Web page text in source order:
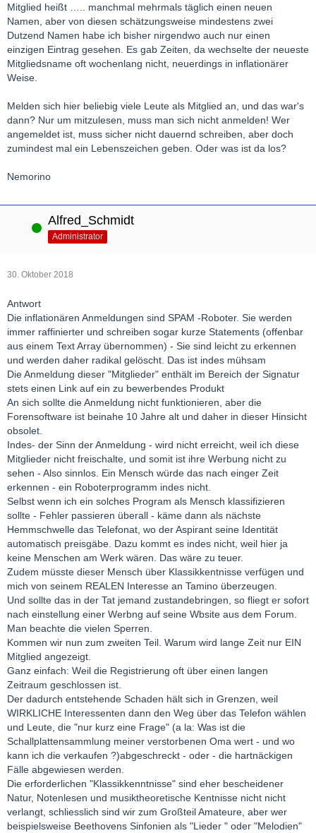
Mitglied heißt ….. manchmal mehrmals täglich einen neuen
Namen, aber von diesen schätzungsweise mindestens zwei
Dutzend Namen habe ich bisher nirgendwo auch nur einen
einzigen Eintrag gesehen. Es gab Zeiten, da wechselte der neueste
Mitgliedsname oft wochenlang nicht, neuerdings in inflationärer
Weise.
Melden sich hier beliebig viele Leute als Mitglied an, und das war's
dann? Nur um mitzulesen, muss man sich nicht anmelden! Wer
angemeldet ist, muss sicher nicht dauernd schreiben, aber doch
zumindest mal ein Lebenszeichen geben. Oder was ist da los?
Nemorino
Online Alfred_Schmidt
Administrator
30. Oktober 2018
Antwort
Die inflationären Anmeldungen sind SPAM -Roboter. Sie werden
immer raffinierter und schreiben sogar kurze Statements (offenbar
aus einem Text Array übernommen) - Sie sind leicht zu erkennen
und werden daher radikal gelöscht. Das ist indes mühsam
Die Anmeldung dieser "Mitglieder" enthält im Bereich der Signatur
stets einen Link auf ein zu bewerbendes Produkt
An sich sollte die Anmeldung nicht funktionieren, aber die
Forensoftware ist beinahe 10 Jahre alt und daher in dieser Hinsicht
obsolet.
Indes- der Sinn der Anmeldung - wird nicht erreicht, weil ich diese
Mitglieder nicht freischalte, und somit ist ihre Werbung nicht zu
sehen - Also sinnlos. Ein Mensch würde das nach einger Zeit
erkennen - ein Roboterprogramm indes nicht.
Selbst wenn ich ein solches Program als Mensch klassifizieren
sollte - Fehler passieren überall - käme dann als nächste
Hemmschwelle das Telefonat, wo der Aspirant seine Identität
automatisch preisgäbe. Dazu kommt es indes nicht, weil hier ja
keine Menschen am Werk wären. Das wäre zu teuer.
Zudem müsste dieser Mensch über Klassikkentnisse verfügen und
mich von seinem REALEN Interesse an Tamino überzeugen.
Und sollte das in der Tat jemand zustandebringen, so fliegt er sofort
nach einstellung einer Werbng auf seine Wbsite aus dem Forum.
Man beachte die vielen Sperren.
Kommen wir nun zum zweiten Teil. Warum wird lange Zeit nur EIN
Mitglied angezeigt.
Ganz einfach: Weil die Registrierung oft über einen langen
Zeitraum geschlossen ist.
Der dadurch entstehende Schaden hält sich in Grenzen, weil
WIRKLICHE Interessenten dann den Weg über das Telefon wählen
und Leute, die "nur kurz eine Frage" (a la: Was ist die
Schallplattensammlung meiner verstorbenen Oma wert - und wo
kann ich die verkaufen ?)abgeschreckt - oder - die hartnäckigen
Fälle abgewiesen werden.
Die erforderlichen "Klassikkenntnisse" sind eher bescheidener
Natur, Notenlesen und musiktheoretische Kentnisse nicht nicht
verlangt, schliesslich sind wir zum Großteil Amateure, aber wer
beispielsweise Beethovens Sinfonien als "Lieder " oder "Melodien"